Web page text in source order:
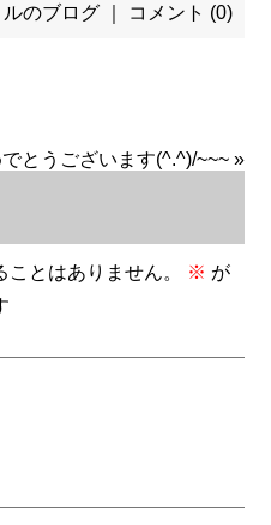
のブログ｜ コメント (0)
とうございます(^.^)/~~~»
とはありません。 ※ が